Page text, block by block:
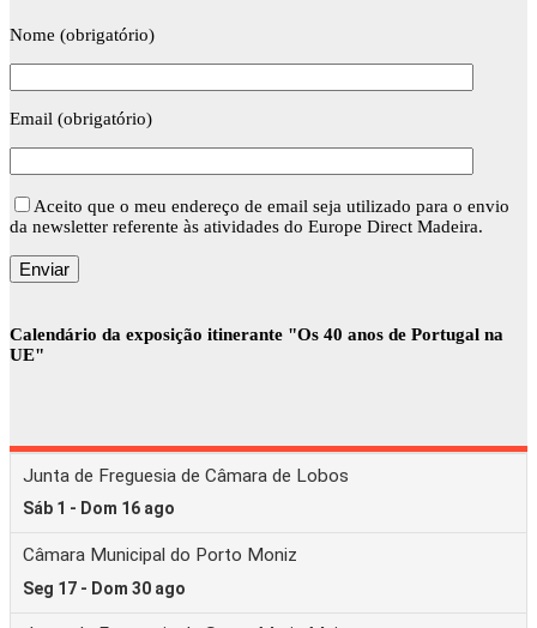
Nome (obrigatório)
Email (obrigatório)
Aceito que o meu endereço de email seja utilizado para o envio
da newsletter referente às atividades do Europe Direct Madeira.
Calendário da exposição itinerante "Os 40 anos de Portugal na
UE"